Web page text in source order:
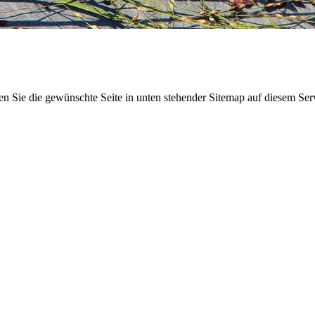
Sie die gewünschte Seite in unten stehender Sitemap auf diesem